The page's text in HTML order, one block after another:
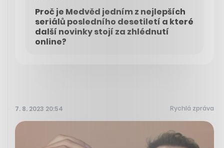
Proč je Medvěd jedním z nejlepších
seriálů posledního desetiletí a které
další novinky stojí za zhlédnutí
online?
7. 8. 2023 20:54 Rychlá zpráva